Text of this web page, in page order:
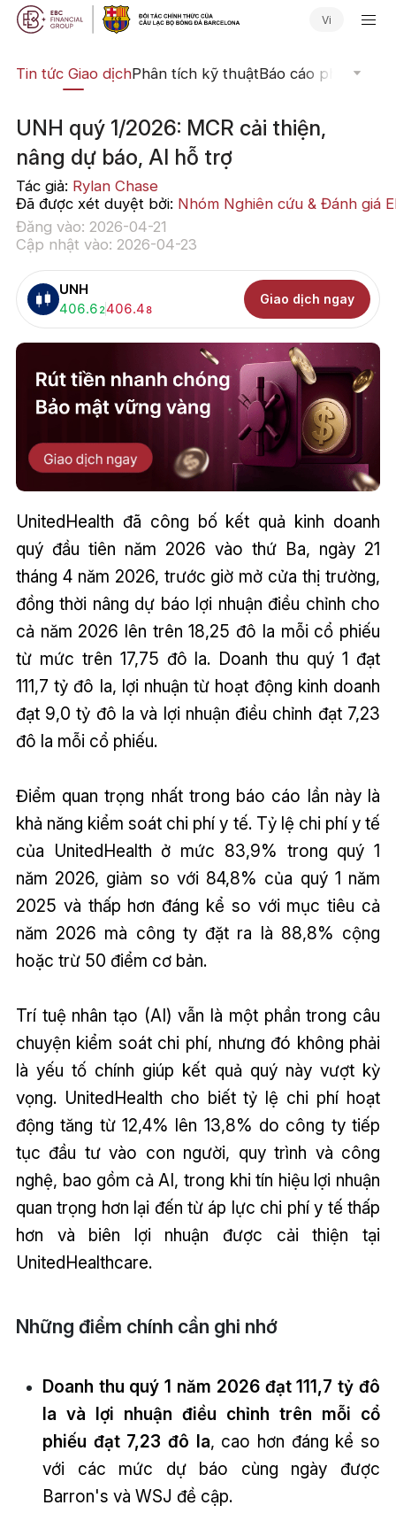
Vi
Tin tức Giao dịchPhân tích kỹ thuậtBáo cáo phân tích
UNH quý 1/2026: MCR cải thiện,
nâng dự báo, AI hỗ trợ
Tác giả: Rylan Chase
Đã được xét duyệt bởi: Nhóm Nghiên cứu & Đánh giá
Đăng vào: 2026-04-21
Cập nhật vào: 2026-04-23
UNH
Mua:
406.6 2Bán:
406.48
Giao dịch ngay
UnitedHealth đã công bố kết quả kinh doanh
quý đầu tiên năm 2026 vào thứ Ba, ngày 21
tháng 4 năm 2026, trước giờ mở cửa thị trường,
đồng thời nâng dự báo lợi nhuận điều chỉnh cho
cả năm 2026 lên trên 18,25 đô la mỗi cổ phiếu
từ mức trên 17,75 đô la. Doanh thu quý 1 đạt
111,7 tỷ đô la, lợi nhuận từ hoạt động kinh doanh
đạt 9,0 tỷ đô la và lợi nhuận điều chỉnh đạt 7,23
đô la mỗi cổ phiếu.
Điểm quan trọng nhất trong báo cáo lần này là
khả năng kiểm soát chi phí y tế. Tỷ lệ chi phí y tế
của UnitedHealth ở mức 83,9% trong quý 1
năm 2026, giảm so với 84,8% của quý 1 năm
2025 và thấp hơn đáng kể so với mục tiêu cả
năm 2026 mà công ty đặt ra là 88,8% cộng
hoặc trừ 50 điểm cơ bản.
Trí tuệ nhân tạo (AI) vẫn là một phần trong câu
chuyện kiểm soát chi phí, nhưng đó không phải
là yếu tố chính giúp kết quả quý này vượt kỳ
vọng. UnitedHealth cho biết tỷ lệ chi phí hoạt
động tăng từ 12,4% lên 13,8% do công ty tiếp
tục đầu tư vào con người, quy trình và công
nghệ, bao gồm cả AI, trong khi tín hiệu lợi nhuận
quan trọng hơn lại đến từ áp lực chi phí y tế thấp
hơn và biên lợi nhuận được cải thiện tại
UnitedHealthcare.
Những điểm chính cần ghi nhớ
Doanh thu quý 1 năm 2026 đạt 111,7 tỷ đô
la và lợi nhuận điều chỉnh trên mỗi cổ
phiếu đạt 7,23 đô la, cao hơn đáng kể so
với các mức dự báo cùng ngày được
Barron's và WSJ đề cập.